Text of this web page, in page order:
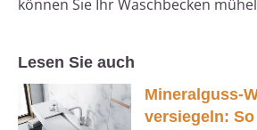
können Sie Ihr Waschbecken
Lesen Sie auch
Mineralguss-
versiegeln: